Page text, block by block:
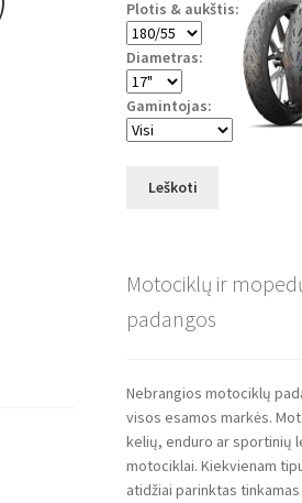
Plotis & aukštis:
Diametras:
Gamintojas:
Leškoti
Motociklų ir
padangos
Nebrangios motociklų
visos esamos markės.
kelių, enduro ar sportinių
motociklai. Kiekvienam
atidžiai parinktas